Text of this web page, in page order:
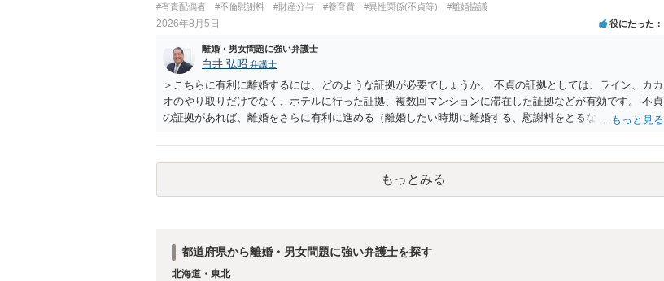
#有責配偶者 #不倫慰謝料 #財産分与 #養育費 #異性関係(不貞等) #離婚協議
2026年8月5日 役にたった
離婚・男女問題に強い弁護士
白井 弘昭 弁護士
＞こちらに有利に離婚するには、どのような証拠が必要でしょうか。 不貞の証拠としては、ライン、カカ
オのやり取りだけでなく、ホテルに行った証拠、複数回マンションに滞在した証拠などが有効です。 不貞
の証拠があれば、離婚をさらに有利に進める（離婚したい時期に離婚する、慰謝料をとるなど）ことがで
がありますので、ご注意ください。 以上、ご参考まで。
もっとみる
都道府県から離婚・男女問題に強い弁護士を探す
北海道・東北